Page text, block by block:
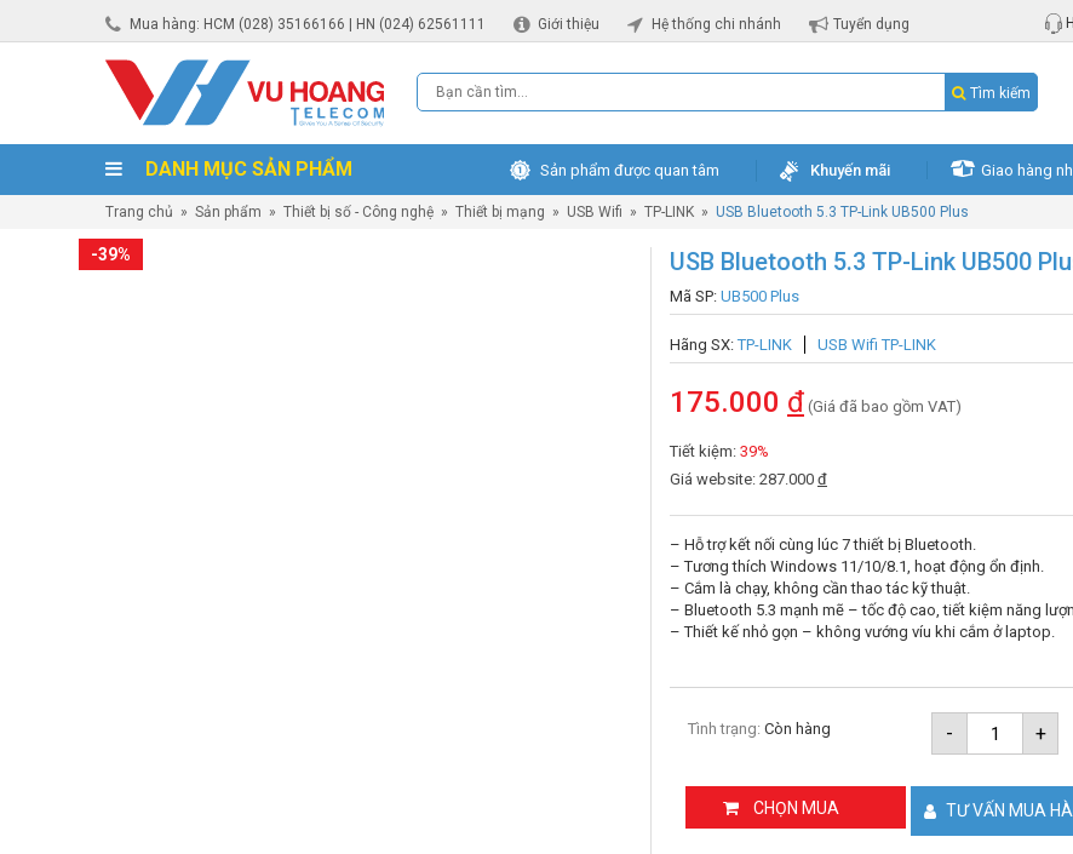
Mua hàng: HCM (028) 35166166 | HN (024) 62561111 Giới thiệu Hệ thống chi nhánh Tuyển dụng
Tìm kiếm
DANH MỤC SẢN PHẨM Sản phẩm được quan tâm Khuyến mãi Giao hàng
Trang chủ » Sản phẩm » Thiết bị số - Công nghệ » Thiết bị mạng » USB Wifi » TP-LINK » USB Bluetooth 5.3 TP-Link UB500 Plus
-39% USB Bluetooth 5.3 TP-Link UB500
Mã SP: UB500 Plus
Hãng SX:TP-LINK USB Wifi TP-LINK
175.000 đ (Giá đã bao gồm VAT)
Tiết kiệm: 39%
Giá website: 287.000 đ
– Hỗ trợ kết nối cùng lúc 7 thiết bị Bluetooth.
– Tương thích Windows 11/10/8.1, hoạt động ổn định.
– Cắm là chạy, không cần thao tác kỹ thuật.
– Bluetooth 5.3 mạnh mẽ – tốc độ cao, tiết kiệm năng
– Thiết kế nhỏ gọn – không vướng víu khi cắm ở laptop.
-
USB
Bluetooth
5.3
Link
UB500
Plus
+
Tình trạng: Còn hàng
CHỌN MUA TƯ VẤN MUA